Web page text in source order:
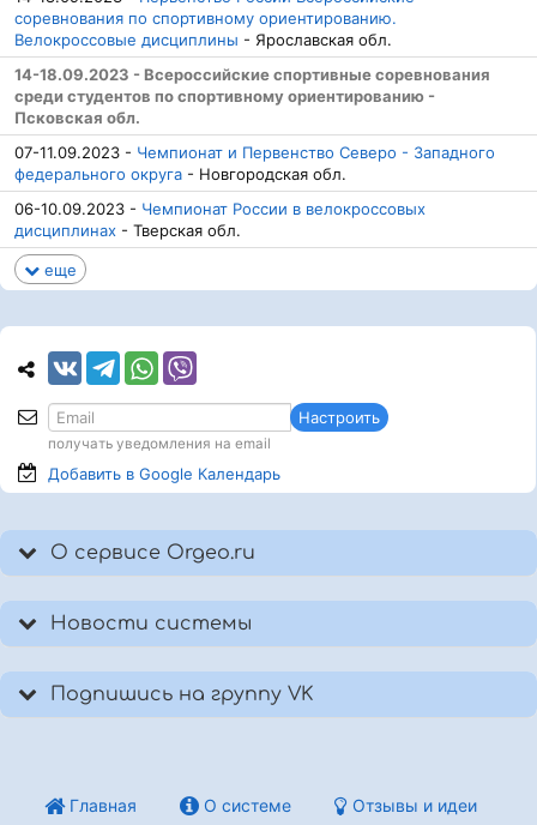
соревнования по спортивному ориентированию.
Велокроссовые дисциплины - Ярославская обл.
14-18.09.2023 - Всероссийские спортивные соревнования
среди студентов по спортивному ориентированию -
Псковская обл.
07-11.09.2023 - Чемпионат и Первенство Северо - Западного
федерального округа - Новгородская обл.
06-10.09.2023 - Чемпионат России в велокроссовых
дисциплинах - Тверская обл.
еще
Настроить
получать уведомления на email
Добавить в Google Календарь
О сервисе Orgeo.ru
Новости системы
Подпишись на группу VK
Главная О системе Отзывы и идеи